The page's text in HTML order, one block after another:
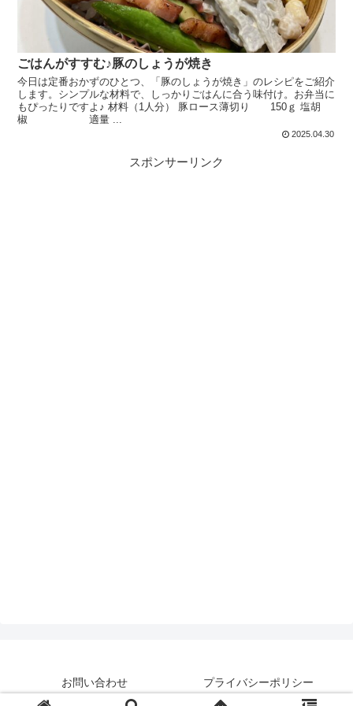
ごはんがすすむ♪豚のしょうが焼き
今日は定番おかずのひとつ、「豚のしょうが焼き」のレシピをご紹介
します。シンプルな材料で、しっかりごはんに合う味付け。お弁当に
もぴったりですよ♪ 材料（1人分） 豚ロース薄切り 150ｇ 塩胡
椒 適量 ...
2025.04.30
スポンサーリンク
お問い合わせ プライバシーポリシー